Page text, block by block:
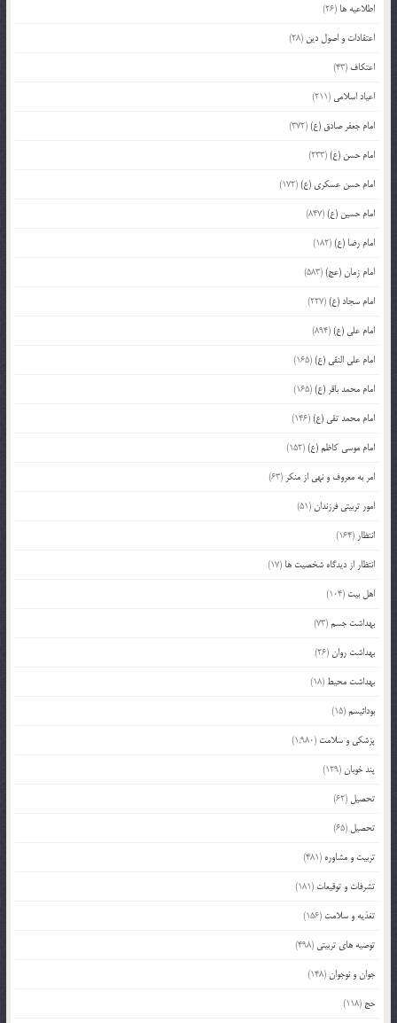
اطلاعیه ها (26)
اعتقادات و اصول دین (28)
اعتکاف (43)
اعیاد اسلامی (211)
امام جعفر صادق (ع)(372)
امام حسن (ع)(233)
امام حسن عسکری (ع)(172)
امام حسین (ع)(847)
امام رضا (ع)(182)
امام زمان (عج)(583)
امام سجاد (ع)(227)
امام علی (ع)(894)
امام علی النقی (ع)(165)
امام محمد باقر (ع)(165)
امام محمد تقی (ع)(146)
امام موسی کاظم (ع)(152)
امر به معروف و نهی از منکر (63)
امور تربیتی فرزندان(51)
انتظار (164)
انتظار از دیدگاه شخصیت ها (17)
اهل بیت (104)
بهداشت جسم(73)
بهداشت روان(26)
بهداشت محیط (18)
بودائیسم(15)
پزشکی و سلامت (1,980)
پند خوبان(129)
تحصیل (62)
تحصیل (65)
تربیت و مشاوره (481)
تشرفات و توقیعات (181)
تغذیه و سلامت (156)
توصیه های تربیتی (498)
جوان و نوجوان(148)
حج (118)